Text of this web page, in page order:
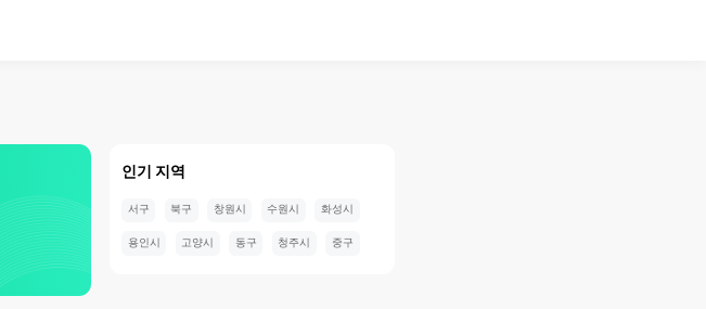
인기 지역
서구 북구 창원시 수원시 화성시
용인시 고양시 동구 청주시 중구